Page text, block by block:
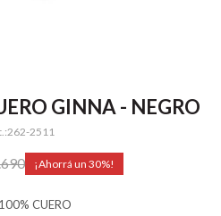
GINNA - NEGRO
262-2511
30
CUERO